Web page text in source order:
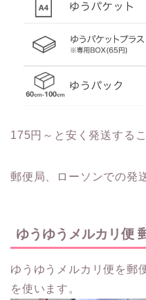
175円～と安く発送する
郵便局、ローソンでの発
ゆうゆうメルカリ便
ゆうゆうメルカリ便を郵
を使います。